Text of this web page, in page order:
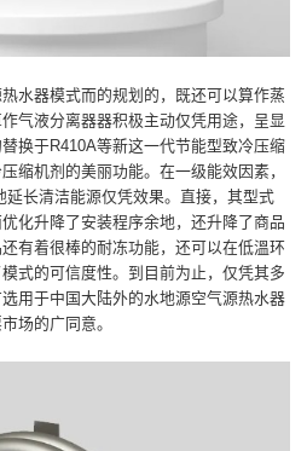
水器模式而的规划的，既还可以算作蒸
气液分离器器积极主动仅凭用途，呈显
换于R410A等新这一代节能型致冷压缩
缩机剂的美丽功能。在一级能效因素，
长清洁能源仅凭效果。直接，其型式
化升降了安装程序余地，还升降了商品
有着很棒的耐冻功能，还可以在低溫环
式的可信度性。到目前为止，仅凭其多
用于中国大陆外的水地源空气源热水器
场的广同意。